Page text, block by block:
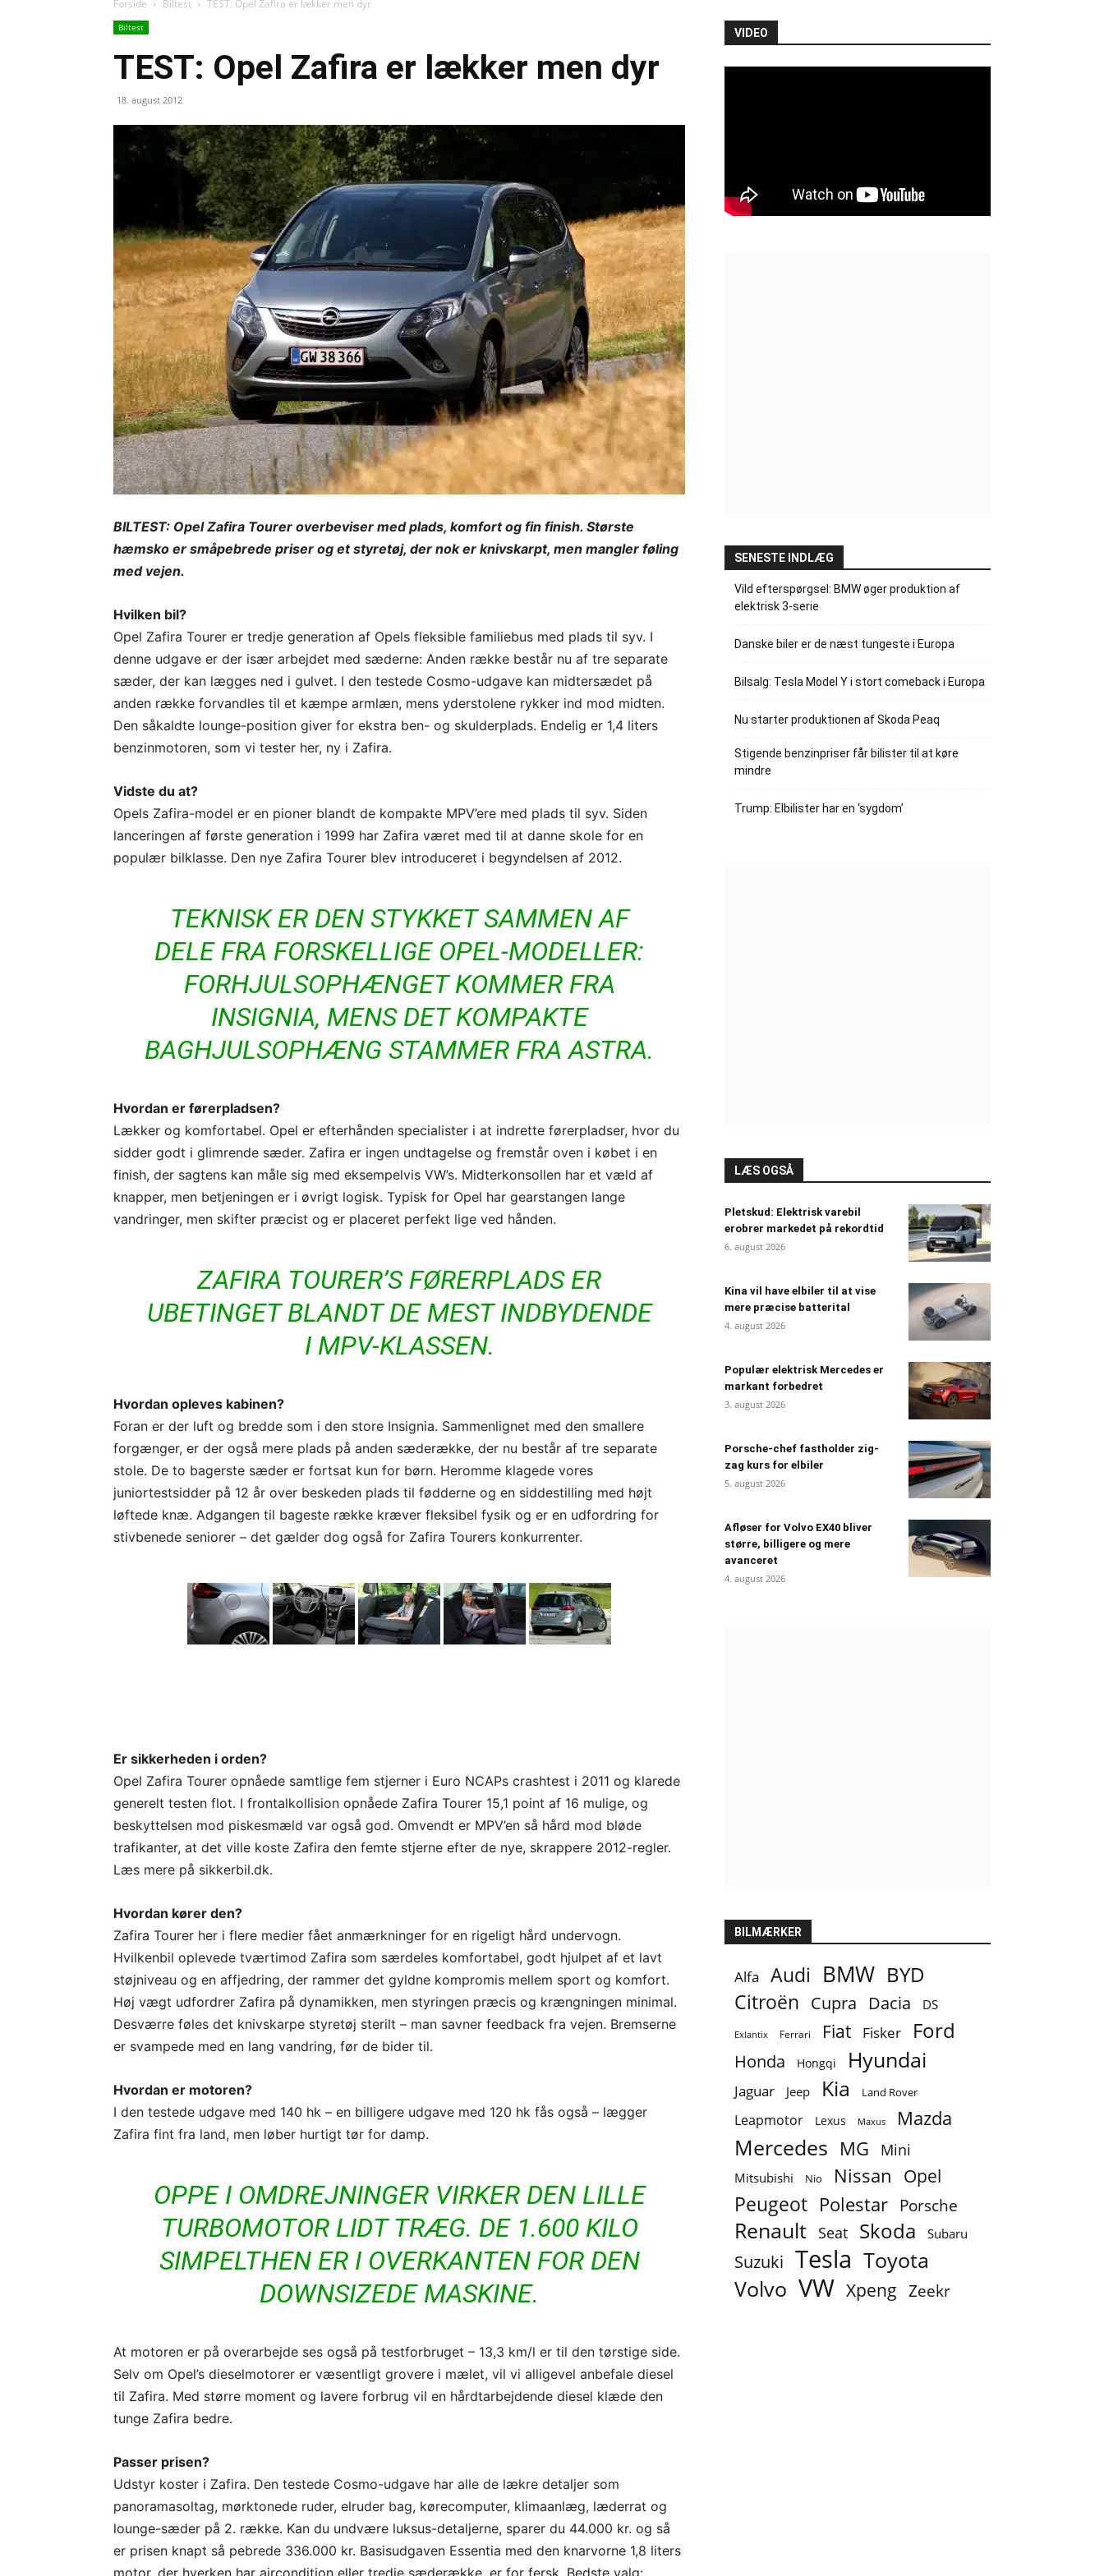
Forside Biltest TEST: Opel Zafira er lækker men dyr
Biltest
TEST: Opel Zafira er lækker men dyr
18. august 2012
BILTEST: Opel Zafira Tourer overbeviser med plads, komfort og fin finish. Største
hæmsko er småpebrede priser og et styretøj, der nok er knivskarpt, men mangler føling
med vejen.
Hvilken bil?
Opel Zafira Tourer er tredje generation af Opels fleksible familiebus med plads til syv. I
denne udgave er der især arbejdet med sæderne: Anden række består nu af tre separate
sæder, der kan lægges ned i gulvet. I den testede Cosmo-udgave kan midtersædet på
anden række forvandles til et kæmpe armlæn, mens yderstolene rykker ind mod midten.
Den såkaldte lounge-position giver for ekstra ben- og skulderplads. Endelig er 1,4 liters
benzinmotoren, som vi tester her, ny i Zafira.
Vidste du at?
Opels Zafira-model er en pioner blandt de kompakte MPV’ere med plads til syv. Siden
lanceringen af første generation i 1999 har Zafira været med til at danne skole for en
populær bilklasse. Den nye Zafira Tourer blev introduceret i begyndelsen af 2012.
TEKNISK ER DEN STYKKET SAMMEN AF
DELE FRA FORSKELLIGE OPEL-MODELLER:
FORHJULSOPHÆNGET KOMMER FRA
INSIGNIA, MENS DET KOMPAKTE
BAGHJULSOPHÆNG STAMMER FRA ASTRA.
Hvordan er førerpladsen?
Lækker og komfortabel. Opel er efterhånden specialister i at indrette førerpladser, hvor du
sidder godt i glimrende sæder. Zafira er ingen undtagelse og fremstår oven i købet i en
finish, der sagtens kan måle sig med eksempelvis VW’s. Midterkonsollen har et væld af
knapper, men betjeningen er i øvrigt logisk. Typisk for Opel har gearstangen lange
vandringer, men skifter præcist og er placeret perfekt lige ved hånden.
ZAFIRA TOURER’S FØRERPLADS ER
UBETINGET BLANDT DE MEST INDBYDENDE
I MPV-KLASSEN.
Hvordan opleves kabinen?
Foran er der luft og bredde som i den store Insignia. Sammenlignet med den smallere
forgænger, er der også mere plads på anden sæderække, der nu består af tre separate
stole. De to bagerste sæder er fortsat kun for børn. Heromme klagede vores
juniortestsidder på 12 år over beskeden plads til fødderne og en siddestilling med højt
løftede knæ. Adgangen til bageste række kræver fleksibel fysik og er en udfordring for
stivbenede seniorer – det gælder dog også for Zafira Tourers konkurrenter.
Er sikkerheden i orden?
Opel Zafira Tourer opnåede samtlige fem stjerner i Euro NCAPs crashtest i 2011 og klarede
generelt testen flot. I frontalkollision opnåede Zafira Tourer 15,1 point af 16 mulige, og
beskyttelsen mod piskesmæld var også god. Omvendt er MPV’en så hård mod bløde
trafikanter, at det ville koste Zafira den femte stjerne efter de nye, skrappere 2012-regler.
Læs mere på sikkerbil.dk.
Hvordan kører den?
Zafira Tourer her i flere medier fået anmærkninger for en rigeligt hård undervogn.
Hvilkenbil oplevede tværtimod Zafira som særdeles komfortabel, godt hjulpet af et lavt
støjniveau og en affjedring, der rammer det gyldne kompromis mellem sport og komfort.
Høj vægt udfordrer Zafira på dynamikken, men styringen præcis og krængningen minimal.
Desværre føles det knivskarpe styretøj sterilt – man savner feedback fra vejen. Bremserne
er svampede med en lang vandring, før de bider til.
Hvordan er motoren?
I den testede udgave med 140 hk – en billigere udgave med 120 hk fås også – lægger
Zafira fint fra land, men løber hurtigt tør for damp.
OPPE I OMDREJNINGER VIRKER DEN LILLE
TURBOMOTOR LIDT TRÆG. DE 1.600 KILO
SIMPELTHEN ER I OVERKANTEN FOR DEN
DOWNSIZEDE MASKINE.
At motoren er på overarbejde ses også på testforbruget – 13,3 km/l er til den tørstige side.
Selv om Opel’s dieselmotorer er væsentligt grovere i mælet, vil vi alligevel anbefale diesel
til Zafira. Med større moment og lavere forbrug vil en hårdtarbejdende diesel klæde den
tunge Zafira bedre.
Passer prisen?
Udstyr koster i Zafira. Den testede Cosmo-udgave har alle de lækre detaljer som
panoramasoltag, mørktonede ruder, elruder bag, kørecomputer, klimaanlæg, læderrat og
lounge-sæder på 2. række. Kan du undvære luksus-detaljerne, sparer du 44.000 kr. og så
er prisen knapt så pebrede 336.000 kr. Basisudgaven Essentia med den knarvorne 1,8 liters
motor, der hverken har aircondition eller tredje sæderække, er for fersk. Bedste valg:
VIDEO
SENESTE INDLÆG
Vild efterspørgsel: BMW øger produktion af
elektrisk 3-serie
Danske biler er de næst tungeste i Europa
Bilsalg: Tesla Model Y i stort comeback i Europa
Nu starter produktionen af Skoda Peaq
Stigende benzinpriser får bilister til at køre
mindre
Trump: Elbilister har en ‘sygdom’
LÆS OGSÅ
Pletskud: Elektrisk varebil
erobrer markedet på rekordtid
6. august 2026
Kina vil have elbiler til at vise
mere præcise batterital
4. august 2026
Populær elektrisk Mercedes er
markant forbedret
3. august 2026
Porsche-chef fastholder zig-
zag kurs for elbiler
5. august 2026
Afløser for Volvo EX40 bliver
større, billigere og mere
avanceret
4. august 2026
BILMÆRKER
Alfa Audi BMW BYD
Citroën Cupra Dacia DS
Exlantix Ferrari Fiat Fisker Ford
Honda Hongqi Hyundai
Jaguar Jeep Kia Land Rover
Leapmotor Lexus Maxus Mazda
Mercedes MG Mini
Mitsubishi Nio Nissan Opel
Peugeot Polestar Porsche
Renault Seat Skoda Subaru
Suzuki Tesla Toyota
Volvo VW Xpeng Zeekr